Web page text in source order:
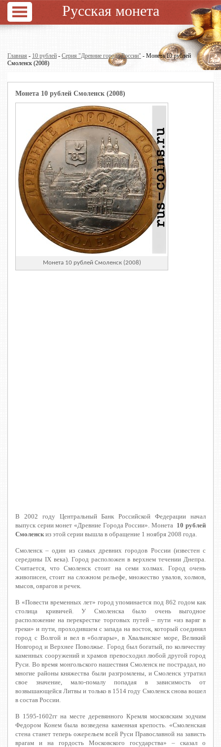
Русская монета
Главная - 10 рублей - Серия "Древние города России" - Монета 10 рублей
Смоленск (2008)
Монета 10 рублей Смоленск (2008)
Монета 10 рублей Смоленск (2008)
В 2002 году Центральный Банк Российской Федерации начал
выпуск серии монет «Древние Города России». Монета 10 рублей
Смоленскиз этой серии вышла в обращение 1 ноября 2008 года.
Смоленск – один из самых древних городов России (известен с
середины IX века). Город расположен в верхнем течении Днепра.
Считается, что Смоленск стоит на семи холмах. Город очень
живописен, стоит на сложном рельефе, множество увалов, холмов,
мысов, оврагов и речек.
В «Повести временных лет» город упоминается под 862 годом как
столица кривичей. У Смоленска было очень выгодное
расположение на перекрестке торговых путей – пути «из варяг в
греки» и пути, проходившем с запада на восток, который соединял
город с Волгой и вел в «болгары», в Хвалынское море, Великий
Новгород и Верхнее Поволжье. Город был богатый, по количеству
каменных сооружений и храмов превосходил любой другой город
Руси. Во время монгольского нашествия Смоленск не пострадал, но
многие районы княжества были разгромлены, и Смоленск утратил
свое значение, мало-помалу попадая в зависимость от
возвышающейся Литвы и только в 1514 году Смоленск снова вошел
в состав России.
В 1595-1602гг на месте деревянного Кремля московским зодчим
Федором Конем была возведена каменная крепость. «Смоленская
стена станет теперь ожерельем всей Руси Православной на зависть
врагам и на гордость Московского государства» – сказал о